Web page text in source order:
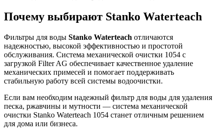
Почему выбирают Stanko Waterteach
Фильтры для воды Stanko Waterteach отличаются
надежностью, высокой эффективностью и простотой
обслуживания. Система механической очистки 1054 с
загрузкой Filter AG обеспечивает качественное удаление
механических примесей и помогает поддерживать
стабильную работу всей системы водоочистки.
Если вам необходим надежный фильтр для воды для удаления
песка, ржавчины и мутности — система механической
очистки Stanko Waterteach 1054 станет отличным решением
для дома или бизнеса.